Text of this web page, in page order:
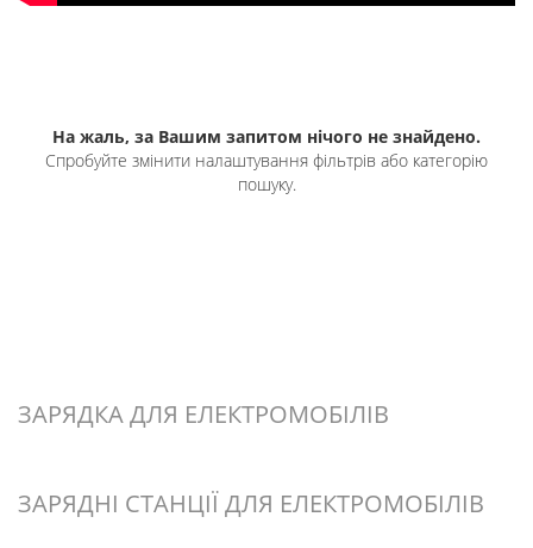
На жаль, за Вашим запитом нічого не знайдено.
Спробуйте змінити налаштування фільтрів або категорію
пошуку.
ЗАРЯДКА ДЛЯ ЕЛЕКТРОМОБІЛІВ
ЗАРЯДНІ СТАНЦІЇ ДЛЯ ЕЛЕКТРОМОБІЛІВ